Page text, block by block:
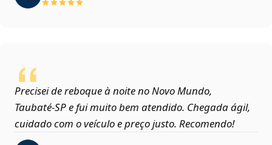
Precisei de reboque à noite no Novo Mundo,
Taubaté‑SP e fui muito bem atendido. Chegada ágil,
cuidado com o veículo e preço justo. Recomendo!